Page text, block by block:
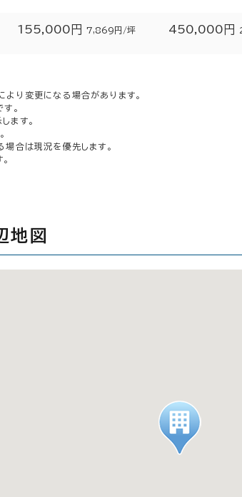
155,000円 7,869円/坪 450,000円
り変更になる場合があります。
。
ます。
合は現況を優先します。
地図